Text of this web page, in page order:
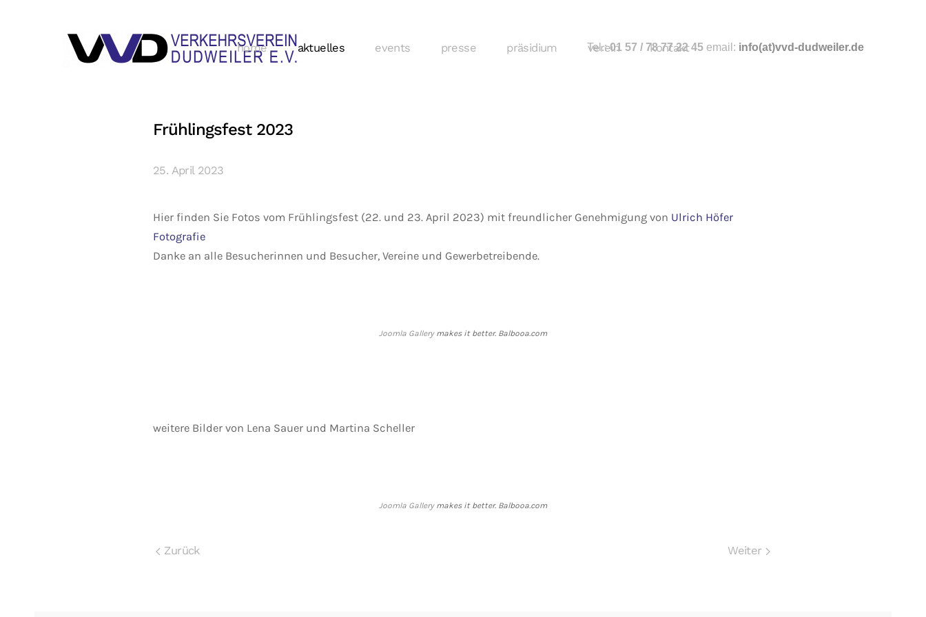
home aktuelles events presse präsidium verein kontakt
Tel.:01 57 / 78 77 22 45 email: info(at)vvd-dudweiler.de
Frühlingsfest 2023
25. April 2023
Hier finden Sie Fotos vom Frühlingsfest (22. und 23. April 2023) mit freundlicher Genehmigung von Ulrich Höfer
Fotografie
Danke an alle Besucherinnen und Besucher, Vereine und Gewerbetreibende.
Joomla Gallerymakes it better. Balbooa.com
weitere Bilder von Lena Sauer und Martina Scheller
Joomla Gallerymakes it better. Balbooa.com
Zurück Weiter